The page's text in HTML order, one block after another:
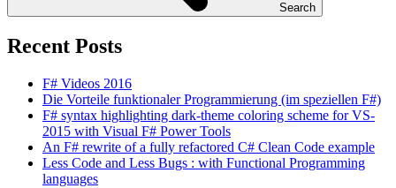
Search
Recent Posts
F# Videos 2016
Die Vorteile funktionaler Programmierung (im speziellen F#)
F# syntax highlighting dark-theme coloring scheme for VS-
2015 with Visual F# Power Tools
An F# rewrite of a fully refactored C# Clean Code example
Less Code and Less Bugs : with Functional Programming
languages